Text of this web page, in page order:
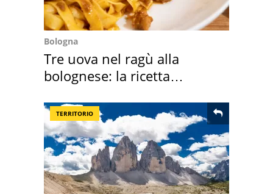
Bologna
Tre uova nel ragù alla
bolognese: la ricetta
TERRITORIO